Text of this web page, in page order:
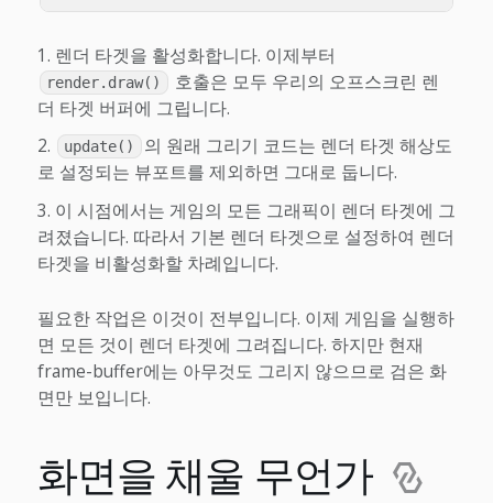
렌더 타겟을 활성화합니다. 이제부터
render.draw()
호출은 모두 우리의 오프스크린 렌
더 타겟 버퍼에 그립니다.
update()
의 원래 그리기 코드는 렌더 타겟 해상도
로 설정되는 뷰포트를 제외하면 그대로 둡니다.
이 시점에서는 게임의 모든 그래픽이 렌더 타겟에 그
려졌습니다. 따라서 기본 렌더 타겟으로 설정하여 렌더
타겟을 비활성화할 차례입니다.
필요한 작업은 이것이 전부입니다. 이제 게임을 실행하
면 모든 것이 렌더 타겟에 그려집니다. 하지만 현재
frame-buffer에는 아무것도 그리지 않으므로 검은 화
면만 보입니다.
화면을 채울 무언가